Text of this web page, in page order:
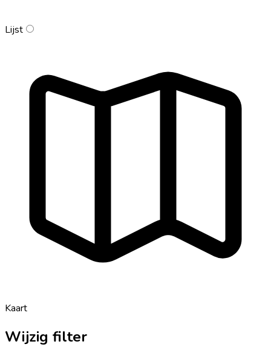
Lijst
Kaart
Wijzig filter